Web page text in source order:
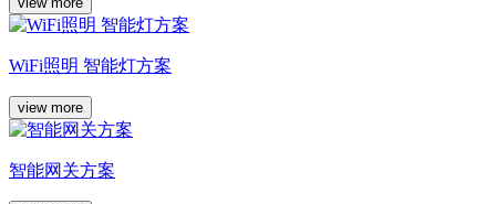
WiFi照明 智能灯方案
view more
智能网关方案